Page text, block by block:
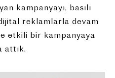
kampanyayı, basılı
reklamlarla devam
etkili bir kampanyaya
attık.